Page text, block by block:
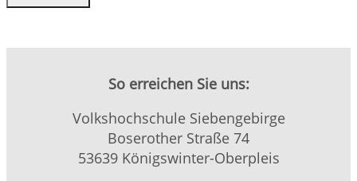
So erreichen Sie uns:
Volkshochschule Siebengebirge
Boserother Straße 74
53639 Königswinter-Oberpleis